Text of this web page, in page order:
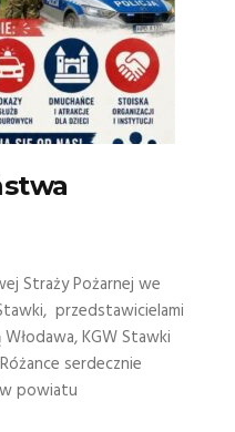
Straży Pożarnej we
przedstawicielami
KGW Stawki
serdecznie
powiatu